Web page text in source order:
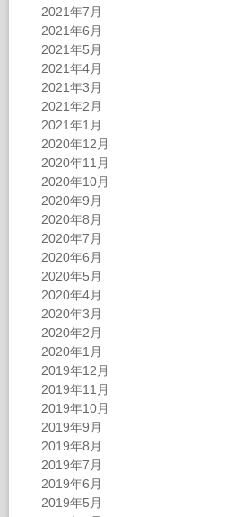
2021年7月
2021年6月
2021年5月
2021年4月
2021年3月
2021年2月
2021年1月
2020年12月
2020年11月
2020年10月
2020年9月
2020年8月
2020年7月
2020年6月
2020年5月
2020年4月
2020年3月
2020年2月
2020年1月
2019年12月
2019年11月
2019年10月
2019年9月
2019年8月
2019年7月
2019年6月
2019年5月